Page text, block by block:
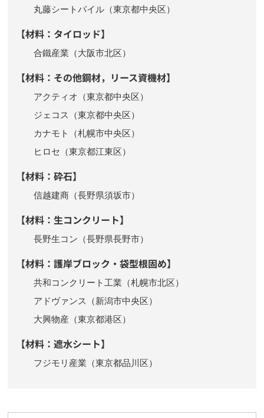
丸藤シートパイル（東京都中央区）
【材料：タイロッド】
合鐵産業（大阪市北区）
【材料：その他鋼材，リース資機材】
アクティオ（東京都中央区）
ジェコス（東京都中央区）
カナモト（札幌市中央区）
ヒロセ（東京都江東区）
【材料：砕石】
信越建商（長野県須坂市）
【材料：生コンクリート】
長野生コン（長野県長野市）
【材料：護岸ブロック・袋型根固め】
共和コンクリート工業（札幌市北区）
アドヴァンス（新潟市中央区）
大興物産（東京都港区）
【材料：遮水シート】
フジモリ産業（東京都品川区）